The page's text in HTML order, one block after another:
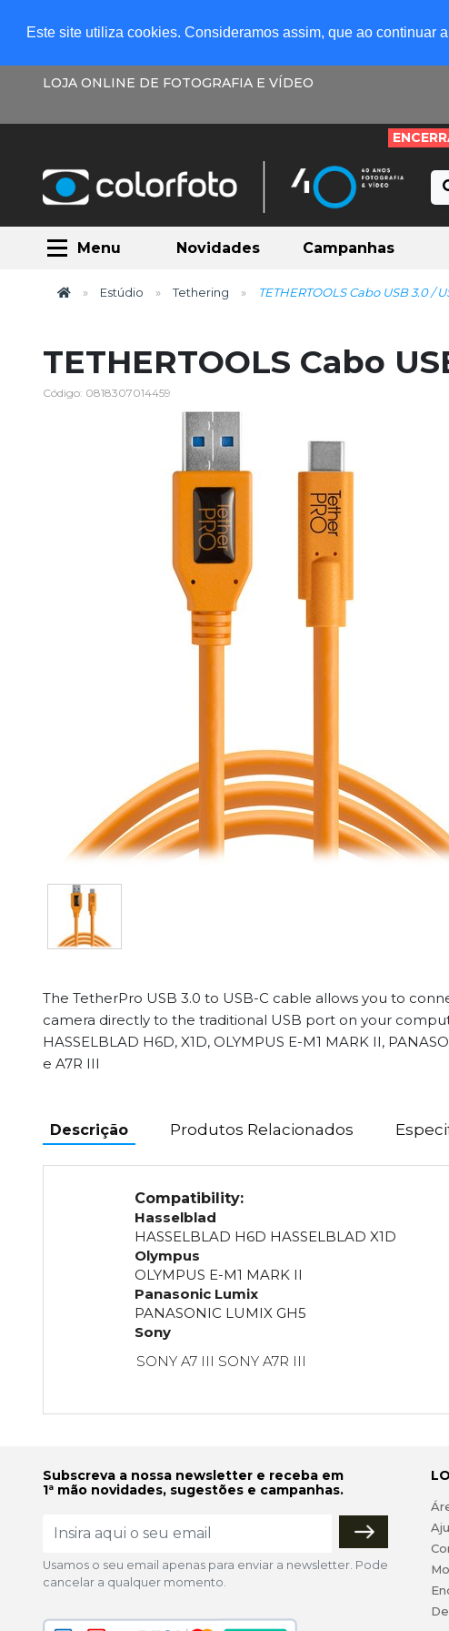
Este site utiliza cookies. Consideramos assim, que ao continuar
LOJA ONLINE DE FOTOGRAFIA E VÍDEO
Menu Novidades Campanhas
Estúdio Tethering TETHERTOOLS Cabo USB 3.0 /
TETHERTOOLS Cabo
Código: 0818307014459
The TetherPro USB 3.0 to USB-C cable allows you to
camera directly to the traditional USB port on your
HASSELBLAD H6D, X1D, OLYMPUS E-M1 MARK II,
e A7R III
Descrição Produtos Relacionados
Compatibility:
Hasselblad
HASSELBLAD H6D HASSELBLAD X1D
Olympus
OLYMPUS E-M1 MARK II
Panasonic Lumix
PANASONIC LUMIX GH5
Sony
SONY A7 III SONY A7R III
Subscreva a nossa newsletter e receba em
1ª mão novidades, sugestões e campanhas.
Usamos o seu email apenas para enviar a newsletter. Pode
cancelar a qualquer momento.